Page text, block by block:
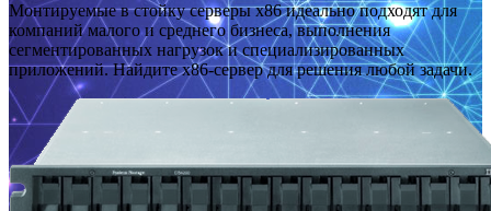
Монтируемые в стойку серверы x86 идеально подходят для
компаний малого и среднего бизнеса, выполнения
сегментированных нагрузок и специализированных
приложений. Найдите x86-сервер для решения любой задачи.